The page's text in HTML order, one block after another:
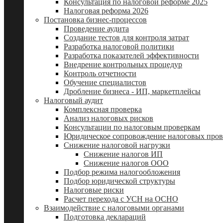
Консультация по налоговой реформе 2025
Налоговая реформа 2026
Постановка бизнес-процессов
Проведение аудита
Создание тестов для контроля затрат
Разработка налоговой политики
Разработка показателей эффективности
Внедрение контрольных процедур
Контроль отчетности
Обучение специалистов
Дробление бизнеса - ИП, маркетплейсы
Налоговый аудит
Комплексная проверка
Анализ налоговых рисков
Консультации по налоговым проверкам
Юридическое сопровождение налоговых
Снижение налоговой нагрузки
Снижение налогов ИП
Снижение налогов ООО
Подбор режима налогообложения
Подбор юридической структуры
Налоговые риски
Расчет перехода с УСН на ОСНО
Взаимодействие с налоговыми органами
Подготовка деклараций